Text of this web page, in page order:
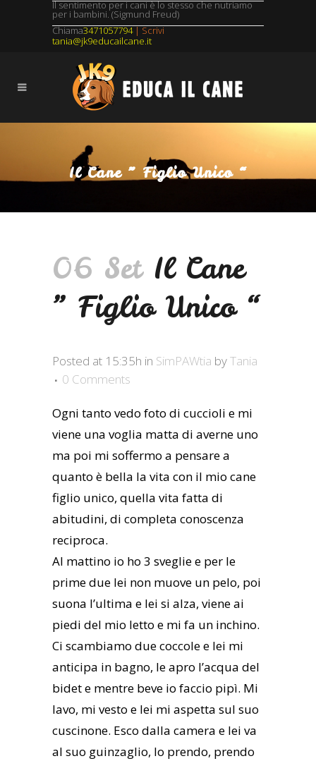
Il sentimento per i cani è lo stesso che nutriamo
per i bambini. (Sigmund Freud)
Chiama3471057794| Scrivi
tania@jk9educailcane.it
Il Cane ” Figlio Unico “
06 SetIl Cane
” Figlio Unico “
Posted at 15:35h in SimPAWtia byTania
0 Comments
Ogni tanto vedo foto di cuccioli e mi
viene una voglia matta di averne uno
ma poi mi soffermo a pensare a
quanto è bella la vita con il mio cane
figlio unico, quella vita fatta di
abitudini, di completa conoscenza
reciproca.
Al mattino io ho 3 sveglie e per le
prime due lei non muove un pelo, poi
suona l’ultima e lei si alza, viene ai
piedi del mio letto e mi fa un inchino.
Ci scambiamo due coccole e lei mi
anticipa in bagno, le apro l’acqua del
bidet e mentre beve io faccio pipì. Mi
lavo, mi vesto e lei mi aspetta sul suo
cuscinone. Esco dalla camera e lei va
al suo guinzaglio, lo prendo, prendo